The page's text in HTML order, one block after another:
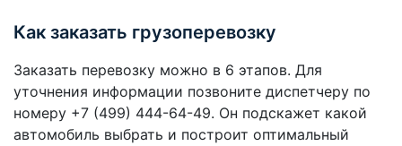
Как заказать грузоперевозку
Заказать перевозку можно в 6 этапов. Для
уточнения информации позвоните диспетчеру по
номеру +7 (499) 444-64-49. Он подскажет какой
автомобиль выбрать и построит оптимальный